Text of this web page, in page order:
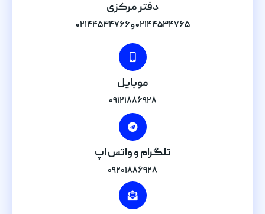
دفتر مرکزی
۰۲۱۴۴۵۳۴۷۶۵ و ۰۲۱۴۴۵۳۴۷۶۶
موبایل
۰۹۱۲۱۸۸۶۹۲۸
تلگرام و واتس اپ
۰۹۲۰۱۸۸۶۹۲۸